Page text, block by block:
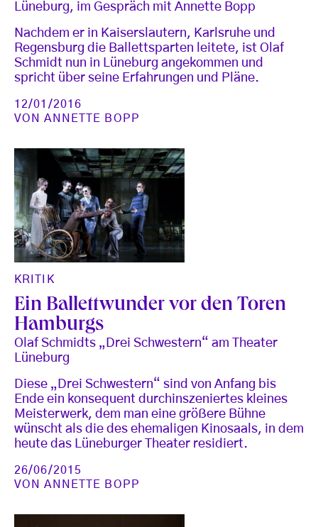
Lüneburg, im Gespräch mit Annette Bopp
Nachdem er in Kaiserslautern, Karlsruhe und
Regensburg die Ballettsparten leitete, ist Olaf
Schmidt nun in Lüneburg angekommen und
spricht über seine Erfahrungen und Pläne.
12/01/2016
VONANNETTE BOPP
KRITIK
Ein Ballettwunder vor den Toren
Hamburgs
Olaf Schmidts „Drei Schwestern“ am Theater
Lüneburg
Diese „Drei Schwestern“ sind von Anfang bis
Ende ein konsequent durchinszeniertes kleines
Meisterwerk, dem man eine größere Bühne
wünscht als die des ehemaligen Kinosaals, in dem
heute das Lüneburger Theater residiert.
26/06/2015
VONANNETTE BOPP